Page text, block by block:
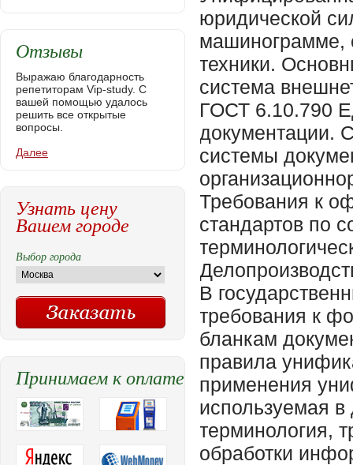
юридической
машинограмме,
техники.
система
ГОСТ 6.10.790
документации.
системы
Требования к
стандартов по
В
требования к
бланкам
правила
применения
используемая
терминология,
обработки
Отзывы
Выражаю благодарность
репетиторам Vip-study. С
вашей помощью удалось
решить все открытые
вопросы.
Далее
Узнать цену
Вашем городе
Выбор города
Принимаем к оплате